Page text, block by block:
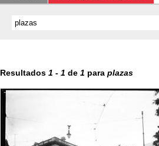
Resultados 1 - 1 de 1 para plazas